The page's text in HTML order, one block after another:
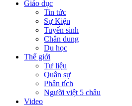
Giáo dục
Tin tức
Sự Kiện
Tuyển sinh
Chân dung
Du học
Thế giới
Tư liệu
Quân sự
Phân tích
Người việt 5 châu
Video